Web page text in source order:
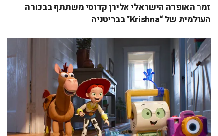
זמר האופרה הישראלי אלירן קדוסי משתתף בבכורה
העולמית של “Krishna” בבריטניה